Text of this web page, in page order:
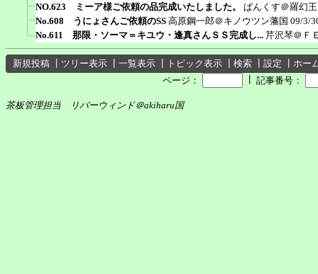
NO.623 ミーア様ご依頼の品完成いたしました。
ぱんくす＠羅幻
No.608 うにょさんご依頼のSS 高原鋼一郎＠キノウツン藩国 09/3/
No.611 那限・ソーマ＝キユウ・逢真さんＳＳ完成し... 芹沢琴＠Ｆ
新規投稿 ツリー表示 一覧表示 トピック表示 検索 設定
ホー
ページ：
記事番号：
茶板管理担当 リバーウィンド＠akiharu国